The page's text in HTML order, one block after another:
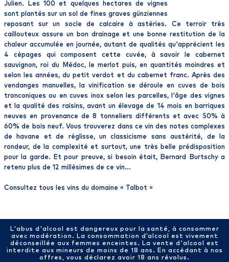
Julien. Les 100 et quelques hectares de vignes
sont plantés sur un sol de fines graves günziennes
reposant sur un socle de calcaire à astéries. Ce terroir très
caillouteux assure un bon drainage et une bonne restitution de la
chaleur accumulée en journée, autant de qualités qu'apprécient les
4 cépages qui composent cette cuvée, à savoir le cabernet
sauvignon, roi du Médoc, le merlot puis, en quantités moindres et
selon les années, du petit verdot et du cabernet franc. Après des
vendanges manuelles, la vinification se déroule en cuves de bois
tronconiques ou en cuves inox selon les parcelles, l'âge des vignes
et la qualité des raisins, avant un élevage de 14 mois en barriques
neuves en provenance de 8 tonneliers différents et avec 50% à
60% de bois neuf. Vous trouverez dans ce vin des notes complexes
de havane et de réglisse, un classicisme sans austérité, de la
rondeur, de la complexité et surtout, une très belle prédisposition
pour la garde. Et pour preuve, si besoin était, Bernard Burtschy a
retenu plus de 12 millésimes de ce vin...
Consultez tous les vins du domaine « Talbot »
L'abus d'alcool est dangereux pour la santé, à consommer
avec modération. La consommation d’alcool est vivement
déconseillée aux femmes enceintes. La vente d'alcool est
interdite aux mineurs de moins de 18 ans. En accédant à nos
offres, vous déclarez avoir 18 ans révolus.